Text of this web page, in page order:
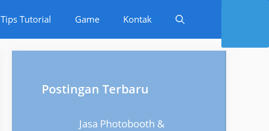
Tips Tutorial Game Kontak
Postingan Terbaru
Jasa Photobooth &